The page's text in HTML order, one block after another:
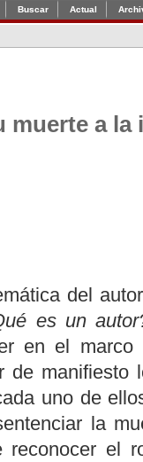
Buscar Actual
muerte a la
del
es un
en el
de manifiesto
uno de
la
reconocer el